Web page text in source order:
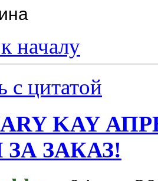
началу
с цитатой
KAY
ЗАКАЗ!